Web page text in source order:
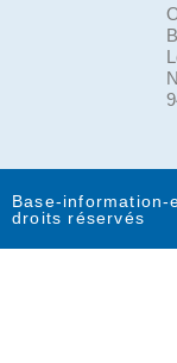
Base-
droits réservés